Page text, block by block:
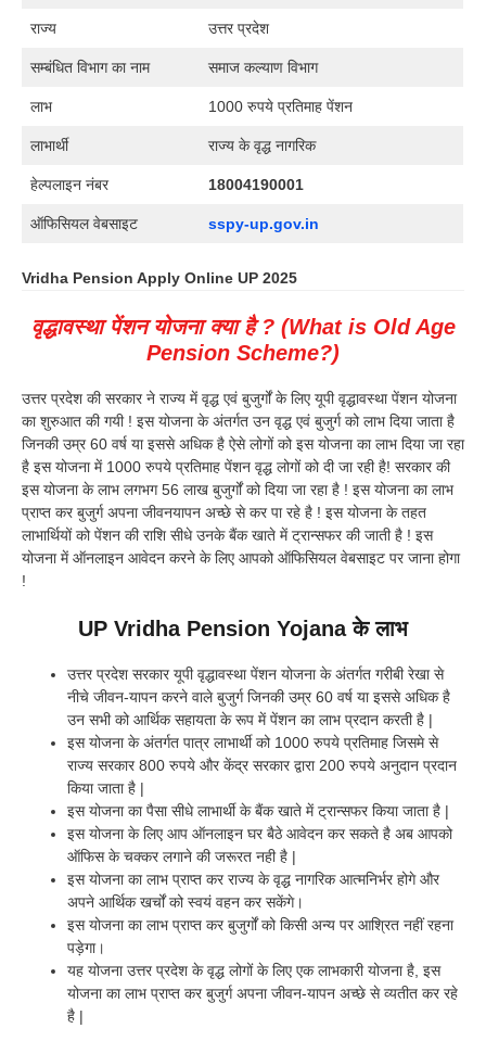
राज्य उत्तर प्रदेश
सम्बंधित विभाग का नाम समाज कल्याण विभाग
लाभ 1000 रुपये प्रतिमाह पेंशन
लाभार्थी राज्य के वृद्ध नागरिक
हेल्पलाइन नंबर 18004190001
ऑफिसियल वेबसाइट sspy-up.gov.in
Vridha Pension Apply Online UP 2025
वृद्धावस्था पेंशन योजना क्या है ? (What is Old Age
Pension Scheme?)
उत्तर प्रदेश की सरकार ने राज्य में वृद्ध एवं बुजुर्गों के लिए यूपी वृद्धावस्था पेंशन योजना
का शुरुआत की गयी ! इस योजना के अंतर्गत उन वृद्ध एवं बुजुर्ग को लाभ दिया जाता है
जिनकी उम्र 60 वर्ष या इससे अधिक है ऐसे लोगों को इस योजना का लाभ दिया जा रहा
है इस योजना में 1000 रुपये प्रतिमाह पेंशन वृद्ध लोगों को दी जा रही है! सरकार की
इस योजना के लाभ लगभग 56 लाख बुजुर्गों को दिया जा रहा है ! इस योजना का लाभ
प्राप्त कर बुजुर्ग अपना जीवनयापन अच्छे से कर पा रहे है ! इस योजना के तहत
लाभार्थियों को पेंशन की राशि सीधे उनके बैंक खाते में ट्रान्सफर की जाती है ! इस
योजना में ऑनलाइन आवेदन करने के लिए आपको ऑफिसियल वेबसाइट पर जाना होगा
!
UP Vridha Pension Yojana के लाभ
उत्तर प्रदेश सरकार यूपी वृद्धावस्था पेंशन योजना के अंतर्गत गरीबी रेखा से
नीचे जीवन-यापन करने वाले बुजुर्ग जिनकी उम्र 60 वर्ष या इससे अधिक है
उन सभी को आर्थिक सहायता के रूप में पेंशन का लाभ प्रदान करती है |
इस योजना के अंतर्गत पात्र लाभार्थी को 1000 रुपये प्रतिमाह जिसमे से
राज्य सरकार 800 रुपये और केंद्र सरकार द्वारा 200 रुपये अनुदान प्रदान
किया जाता है |
इस योजना का पैसा सीधे लाभार्थी के बैंक खाते में ट्रान्सफर किया जाता है |
इस योजना के लिए आप ऑनलाइन घर बैठे आवेदन कर सकते है अब आपको
ऑफिस के चक्कर लगाने की जरूरत नही है |
इस योजना का लाभ प्राप्त कर राज्य के वृद्ध नागरिक आत्मनिर्भर होगे और
अपने आर्थिक खर्चों को स्वयं वहन कर सकेंगे।
इस योजना का लाभ प्राप्त कर बुजुर्गों को किसी अन्य पर आश्रित नहीं रहना
पड़ेगा।
यह योजना उत्तर प्रदेश के वृद्ध लोगों के लिए एक लाभकारी योजना है, इस
योजना का लाभ प्राप्त कर बुजुर्ग अपना जीवन-यापन अच्छे से व्यतीत कर रहे
है |